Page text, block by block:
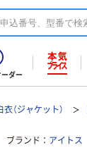
ダー
衣（ジャケット）
ブランド アイトス